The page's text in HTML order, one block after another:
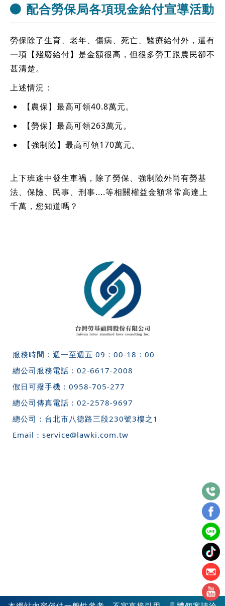
配合勞保局各項現金給付宣導活動
勞保除了生育、老年、傷病、死亡、醫療給付外，還有
一項【殘廢給付】是金額很高，但很多勞工跟農民卻不
甚清楚。
上述情況：
【農保】最高可領40.8萬元。
【勞保】最高可領263萬元。
【強制險】最高可領170萬元。
上下班途中發生車禍，除了勞保、強制險外尚有勞基
法、保險、民事、刑事....等相關權益金額常常高達上
千萬，您知道嗎？
服務時間：週一至週五 09：00-18：00
總公司服務電話： 02-6617-2008
假日可撥手機： 0958-705-277
總公司傳真電話： 02-2578-9697
總公司： 台北市八德路三段230號3樓之1
Email： service@lawki.com.tw